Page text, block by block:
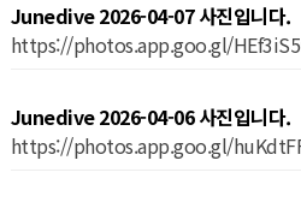
Junedive 2026-04-07 사진입니다.
https://photos.app.goo.gl/
Junedive 2026-04-06 사진입니다.
https://photos.app.goo.gl/